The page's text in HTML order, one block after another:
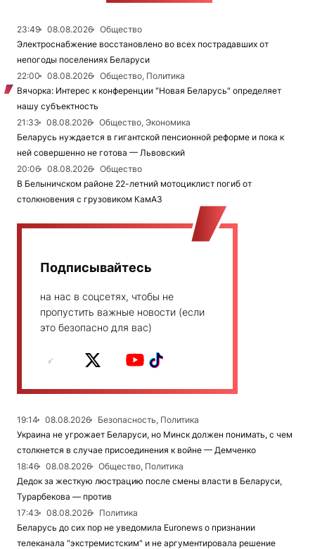
23:49 08.08.2026
Общество
Электроснабжение восстановлено во всех пострадавших от
непогоды поселениях Беларуси
22:00
08.08.2026
Общество, Политика
Вячорка: Интерес к конференции "Новая Беларусь" определяет
нашу субъектность
21:33
08.08.2026
Общество, Экономика
Беларусь нуждается в гигантской пенсионной реформе и пока к
ней совершенно не готова — Львовский
20:06
08.08.2026
Общество
В Белыничском районе 22-летний мотоциклист погиб от
столкновения с грузовиком КамАЗ
Подписывайтесь
на нас в соцсетях, чтобы не
пропустить важные новости (если
это безопасно для вас)
19:14 08.08.2026
Безопасность, Политика
Украина не угрожает Беларуси, но Минск должен понимать, с чем
столкнется в случае присоединения к войне — Демченко
18:46
08.08.2026
Общество, Политика
Дедок за жесткую люстрацию после смены власти в Беларуси,
Турарбекова — против
17:43
08.08.2026
Политика
Беларусь до сих пор не уведомила Euronews о признании
телеканала "экстремистским" и не аргументировала решение